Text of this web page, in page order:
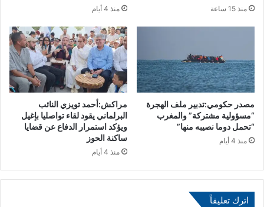
ج
ل
م
ج
ل
س
ل
ع
ل
ى
منذ 15 ساعة منذ 4 أيام
مصدر حكومي:تدبير ملف الهجرة
“مسؤولية مشتركة” والمغرب
“تحمل دوما نصيبه منها”
منذ 4 أيام
مراكش:أحمد تويزي النائب
البرلماني يقود لقاء تواصليا بإغيل
ويؤكد استمرار الدفاع عن قضايا
ساكنة الحوز
منذ 4 أيام
اترك تعليقاً